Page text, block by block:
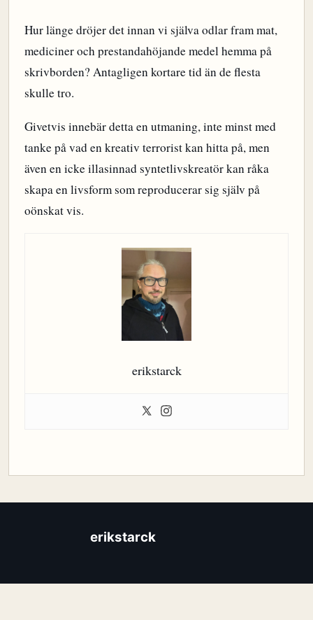
Hur länge dröjer det innan vi själva odlar fram mat,
mediciner och prestandahöjande medel hemma på
skrivborden? Antagligen kortare tid än de flesta
skulle tro.
Givetvis innebär detta en utmaning, inte minst med
tanke på vad en kreativ terrorist kan hitta på, men
även en icke illasinnad syntetlivskreatör kan råka
skapa en livsform som reproducerar sig själv på
oönskat vis.
erikstarck
erikstarck